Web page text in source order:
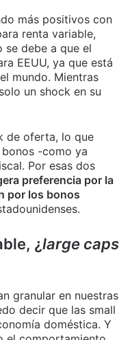
más positivos con
renta variable,
se debe a que el
EEUU, ya que está
mundo. Mientras
un shock en su
de oferta, lo que
-como ya
Por esas dos
preferencia por la
por los bonos
¿large caps
granular en nuestras
decir que las small
doméstica. Y